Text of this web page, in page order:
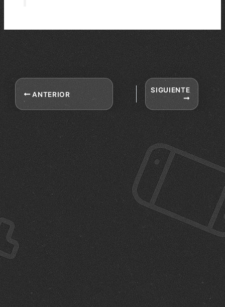
ANTERIOR
SIGUIENTE